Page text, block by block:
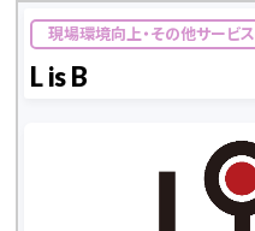
現場環境向上・その他サービス
L is B